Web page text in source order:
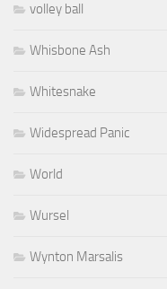
volley ball
Whisbone Ash
Whitesnake
Widespread Panic
World
Wursel
Wynton Marsalis